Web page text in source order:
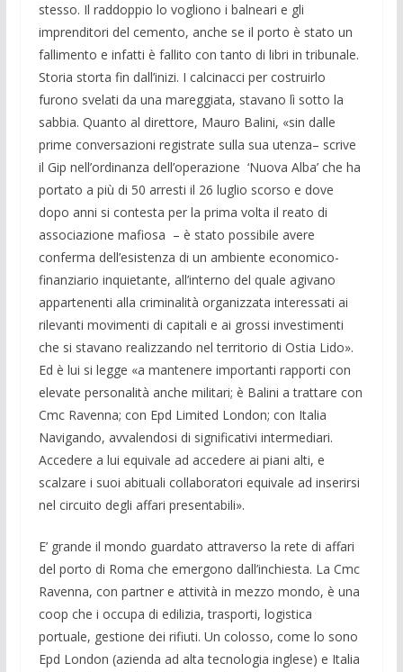
stesso. Il raddoppio lo vogliono i balneari e gli
imprenditori del cemento, anche se il porto è stato un
fallimento e infatti è fallito con tanto di libri in tribunale.
Storia storta fin dall’inizi. I calcinacci per costruirlo
furono svelati da una mareggiata, stavano lì sotto la
sabbia. Quanto al direttore, Mauro Balini, «sin dalle
prime conversazioni registrate sulla sua utenza– scrive
il Gip nell’ordinanza dell’operazione ‘Nuova Alba’ che ha
portato a più di 50 arresti il 26 luglio scorso e dove
dopo anni si contesta per la prima volta il reato di
associazione mafiosa – è stato possibile avere
conferma dell’esistenza di un ambiente economico-
finanziario inquietante, all’interno del quale agivano
appartenenti alla criminalità organizzata interessati ai
rilevanti movimenti di capitali e ai grossi investimenti
che si stavano realizzando nel territorio di Ostia Lido».
Ed è lui si legge «a mantenere importanti rapporti con
elevate personalità anche militari; è Balini a trattare con
Cmc Ravenna; con Epd Limited London; con Italia
Navigando, avvalendosi di significativi intermediari.
Accedere a lui equivale ad accedere ai piani alti, e
scalzare i suoi abituali collaboratori equivale ad inserirsi
nel circuito degli affari presentabili».
E’ grande il mondo guardato attraverso la rete di affari
del porto di Roma che emergono dall’inchiesta. La Cmc
Ravenna, con partner e attività in mezzo mondo, è una
coop che i occupa di edilizia, trasporti, logistica
portuale, gestione dei rifiuti. Un colosso, come lo sono
Epd London (azienda ad alta tecnologia inglese) e Italia